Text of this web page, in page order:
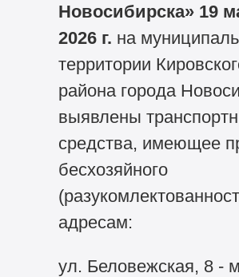
Новосибирска» 19
2026 г. на
территории
района города
выявлены
средства, имеющее
бесхозяйного
адресам:
ул. Беловежская, 8 -